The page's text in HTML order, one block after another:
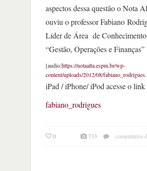
aspectos dessa questão o Nota
ouviu o professor Fabiano
Líder de Área de Conhecimento
“Gestão, Operações e Finanças”
[audio:https://notaalta.espm.br/wp-
content/uploads/2012/08/
iPad / iPhone/ iPod acesse o
fabiano_rodrigues
0 733 comentários